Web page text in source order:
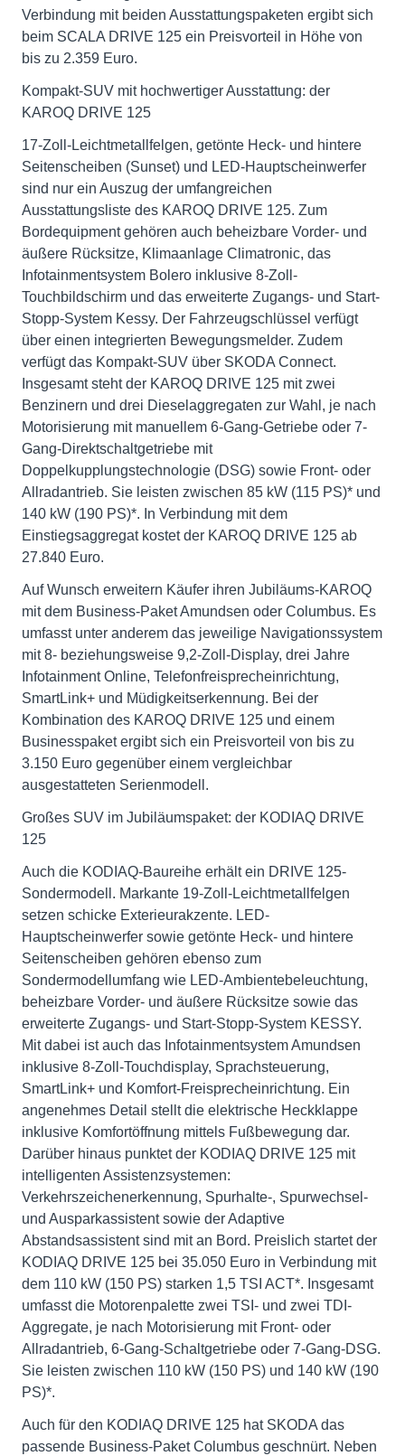
Verbindung mit beiden Ausstattungspaketen ergibt sich
beim SCALA DRIVE 125 ein Preisvorteil in Höhe von
bis zu 2.359 Euro.
Kompakt-SUV mit hochwertiger Ausstattung: der
KAROQ DRIVE 125
17-Zoll-Leichtmetallfelgen, getönte Heck- und hintere
Seitenscheiben (Sunset) und LED-Hauptscheinwerfer
sind nur ein Auszug der umfangreichen
Ausstattungsliste des KAROQ DRIVE 125. Zum
Bordequipment gehören auch beheizbare Vorder- und
äußere Rücksitze, Klimaanlage Climatronic, das
Infotainmentsystem Bolero inklusive 8-Zoll-
Touchbildschirm und das erweiterte Zugangs- und Start-
Stopp-System Kessy. Der Fahrzeugschlüssel verfügt
über einen integrierten Bewegungsmelder. Zudem
verfügt das Kompakt-SUV über SKODA Connect.
Insgesamt steht der KAROQ DRIVE 125 mit zwei
Benzinern und drei Dieselaggregaten zur Wahl, je nach
Motorisierung mit manuellem 6-Gang-Getriebe oder 7-
Gang-Direktschaltgetriebe mit
Doppelkupplungstechnologie (DSG) sowie Front- oder
Allradantrieb. Sie leisten zwischen 85 kW (115 PS)* und
140 kW (190 PS)*. In Verbindung mit dem
Einstiegsaggregat kostet der KAROQ DRIVE 125 ab
27.840 Euro.
Auf Wunsch erweitern Käufer ihren Jubiläums-KAROQ
mit dem Business-Paket Amundsen oder Columbus. Es
umfasst unter anderem das jeweilige Navigationssystem
mit 8- beziehungsweise 9,2-Zoll-Display, drei Jahre
Infotainment Online, Telefonfreisprecheinrichtung,
SmartLink+ und Müdigkeitserkennung. Bei der
Kombination des KAROQ DRIVE 125 und einem
Businesspaket ergibt sich ein Preisvorteil von bis zu
3.150 Euro gegenüber einem vergleichbar
ausgestatteten Serienmodell.
Großes SUV im Jubiläumspaket: der KODIAQ DRIVE
125
Auch die KODIAQ-Baureihe erhält ein DRIVE 125-
Sondermodell. Markante 19-Zoll-Leichtmetallfelgen
setzen schicke Exterieurakzente. LED-
Hauptscheinwerfer sowie getönte Heck- und hintere
Seitenscheiben gehören ebenso zum
Sondermodellumfang wie LED-Ambientebeleuchtung,
beheizbare Vorder- und äußere Rücksitze sowie das
erweiterte Zugangs- und Start-Stopp-System KESSY.
Mit dabei ist auch das Infotainmentsystem Amundsen
inklusive 8-Zoll-Touchdisplay, Sprachsteuerung,
SmartLink+ und Komfort-Freisprecheinrichtung. Ein
angenehmes Detail stellt die elektrische Heckklappe
inklusive Komfortöffnung mittels Fußbewegung dar.
Darüber hinaus punktet der KODIAQ DRIVE 125 mit
intelligenten Assistenzsystemen:
Verkehrszeichenerkennung, Spurhalte-, Spurwechsel-
und Ausparkassistent sowie der Adaptive
Abstandsassistent sind mit an Bord. Preislich startet der
KODIAQ DRIVE 125 bei 35.050 Euro in Verbindung mit
dem 110 kW (150 PS) starken 1,5 TSI ACT*. Insgesamt
umfasst die Motorenpalette zwei TSI- und zwei TDI-
Aggregate, je nach Motorisierung mit Front- oder
Allradantrieb, 6-Gang-Schaltgetriebe oder 7-Gang-DSG.
Sie leisten zwischen 110 kW (150 PS) und 140 kW (190
PS)*.
Auch für den KODIAQ DRIVE 125 hat SKODA das
passende Business-Paket Columbus geschnürt. Neben